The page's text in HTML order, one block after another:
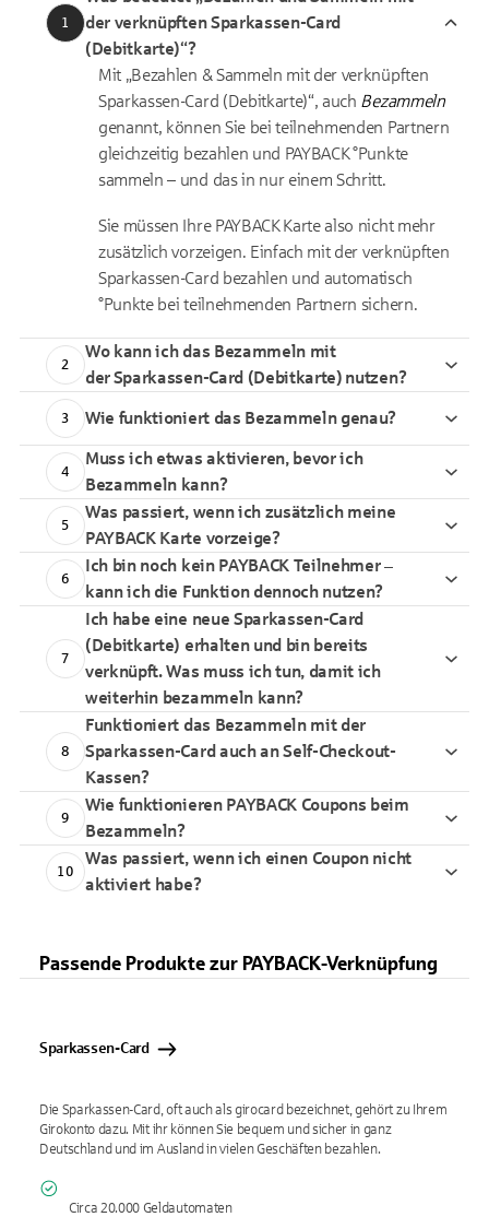
1
der verknüpften Sparkassen-Card
(Debitkarte)“?
Mit „Bezahlen & Sammeln mit der verknüpften
Sparkassen-Card (Debitkarte)“, auch Bezammeln
genannt, können Sie bei teilnehmenden Partnern
gleichzeitig bezahlen und PAYBACK °Punkte
sammeln – und das in nur einem Schritt.
Sie müssen Ihre PAYBACK Karte also nicht mehr
zusätzlich vorzeigen. Einfach mit der verknüpften
Sparkassen-Card bezahlen und automatisch
°Punkte bei teilnehmenden Partnern sichern.
2
Wo kann ich das Bezammeln mit
der Sparkassen-Card (Debitkarte) nutzen?
3 Wie funktioniert das Bezammeln genau?
4
Muss ich etwas aktivieren, bevor ich
Bezammeln kann?
5
Was passiert, wenn ich zusätzlich meine
PAYBACK Karte vorzeige?
6
Ich bin noch kein PAYBACK Teilnehmer –
kann ich die Funktion dennoch nutzen?
7
Ich habe eine neue Sparkassen-Card
(Debitkarte) erhalten und bin bereits
verknüpft. Was muss ich tun, damit ich
weiterhin bezammeln kann?
8
Funktioniert das Bezammeln mit der
Sparkassen-Card auch an Self-Checkout-
Kassen?
9
Wie funktionieren PAYBACK Coupons beim
Bezammeln?
10
Was passiert, wenn ich einen Coupon nicht
aktiviert habe?
Passende Produkte zur PAYBACK-Verknüpfung
Sparkassen-Card
Die Sparkassen-Card, oft auch als girocard bezeichnet, gehört zu Ihrem
Girokonto dazu. Mit ihr können Sie bequem und sicher in ganz
Deutschland und im Ausland in vielen Geschäften bezahlen.
Circa 20.000 Geldautomaten